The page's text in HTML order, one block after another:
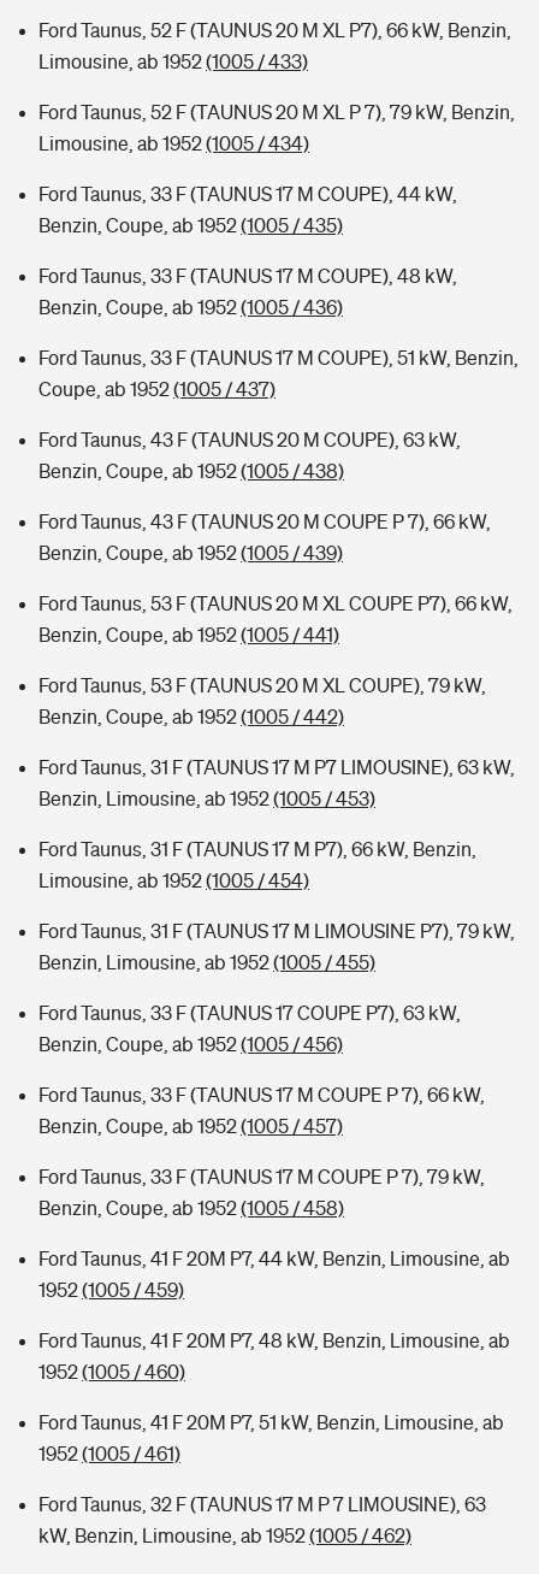
Ford Taunus, 52 F (TAUNUS 20 M XL P7), 66 kW, Benzin,
Limousine, ab 1952(1005 / 433)
Ford Taunus, 52 F (TAUNUS 20 M XL P 7), 79 kW, Benzin,
Limousine, ab 1952(1005 / 434)
Ford Taunus, 33 F (TAUNUS 17 M COUPE), 44 kW,
Benzin, Coupe, ab 1952(1005 / 435)
Ford Taunus, 33 F (TAUNUS 17 M COUPE), 48 kW,
Benzin, Coupe, ab 1952(1005 / 436)
Ford Taunus, 33 F (TAUNUS 17 M COUPE), 51 kW, Benzin,
Coupe, ab 1952(1005 / 437)
Ford Taunus, 43 F (TAUNUS 20 M COUPE), 63 kW,
Benzin, Coupe, ab 1952(1005 / 438)
Ford Taunus, 43 F (TAUNUS 20 M COUPE P 7), 66 kW,
Benzin, Coupe, ab 1952(1005 / 439)
Ford Taunus, 53 F (TAUNUS 20 M XL COUPE P7), 66 kW,
Benzin, Coupe, ab 1952(1005 / 441)
Ford Taunus, 53 F (TAUNUS 20 M XL COUPE), 79 kW,
Benzin, Coupe, ab 1952(1005 / 442)
Ford Taunus, 31 F (TAUNUS 17 M P7 LIMOUSINE), 63 kW,
Benzin, Limousine, ab 1952(1005 / 453)
Ford Taunus, 31 F (TAUNUS 17 M P7), 66 kW, Benzin,
Limousine, ab 1952(1005 / 454)
Ford Taunus, 31 F (TAUNUS 17 M LIMOUSINE P7), 79 kW,
Benzin, Limousine, ab 1952(1005 / 455)
Ford Taunus, 33 F (TAUNUS 17 COUPE P7), 63 kW,
Benzin, Coupe, ab 1952(1005 / 456)
Ford Taunus, 33 F (TAUNUS 17 M COUPE P 7), 66 kW,
Benzin, Coupe, ab 1952(1005 / 457)
Ford Taunus, 33 F (TAUNUS 17 M COUPE P 7), 79 kW,
Benzin, Coupe, ab 1952(1005 / 458)
Ford Taunus, 41 F 20M P7, 44 kW, Benzin, Limousine, ab
1952(1005 / 459)
Ford Taunus, 41 F 20M P7, 48 kW, Benzin, Limousine, ab
1952(1005 / 460)
Ford Taunus, 41 F 20M P7, 51 kW, Benzin, Limousine, ab
1952(1005 / 461)
Ford Taunus, 32 F (TAUNUS 17 M P 7 LIMOUSINE), 63
kW, Benzin, Limousine, ab 1952(1005 / 462)